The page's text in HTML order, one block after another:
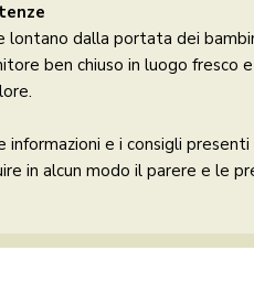
lontano dalla portata dei
ben chiuso in luogo fresco
informazioni e i consigli
in alcun modo il parere e le